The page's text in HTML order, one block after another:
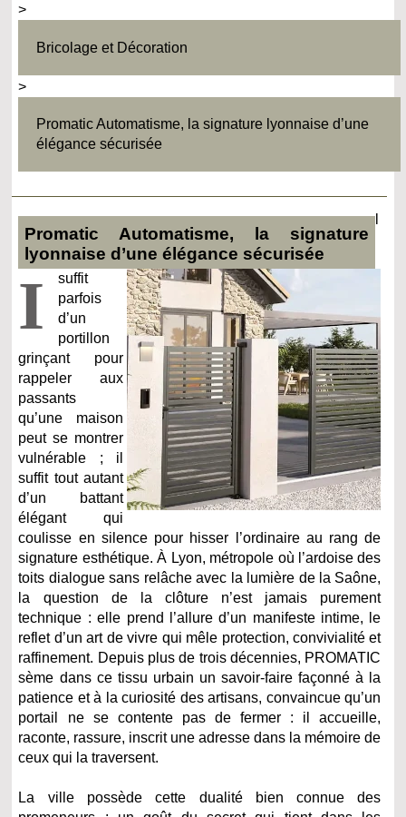
>
Bricolage et Décoration
>
Promatic Automatisme, la signature lyonnaise d’une
élégance sécurisée
Promatic Automatisme, la signature
lyonnaise d’une élégance sécurisée
I
suffit
parfois
d’un
portillon
grinçant pour
rappeler aux
passants
qu’une maison
peut se montrer
vulnérable ; il
suffit tout autant
d’un battant
élégant qui
coulisse en silence pour hisser l’ordinaire au rang de
signature esthétique. À Lyon, métropole où l’ardoise des
toits dialogue sans relâche avec la lumière de la Saône,
la question de la clôture n’est jamais purement
technique : elle prend l’allure d’un manifeste intime, le
reflet d’un art de vivre qui mêle protection, convivialité et
raffinement. Depuis plus de trois décennies, PROMATIC
sème dans ce tissu urbain un savoir‑faire façonné à la
patience et à la curiosité des artisans, convaincue qu’un
portail ne se contente pas de fermer : il accueille,
raconte, rassure, inscrit une adresse dans la mémoire de
ceux qui la traversent.
La ville possède cette dualité bien connue des